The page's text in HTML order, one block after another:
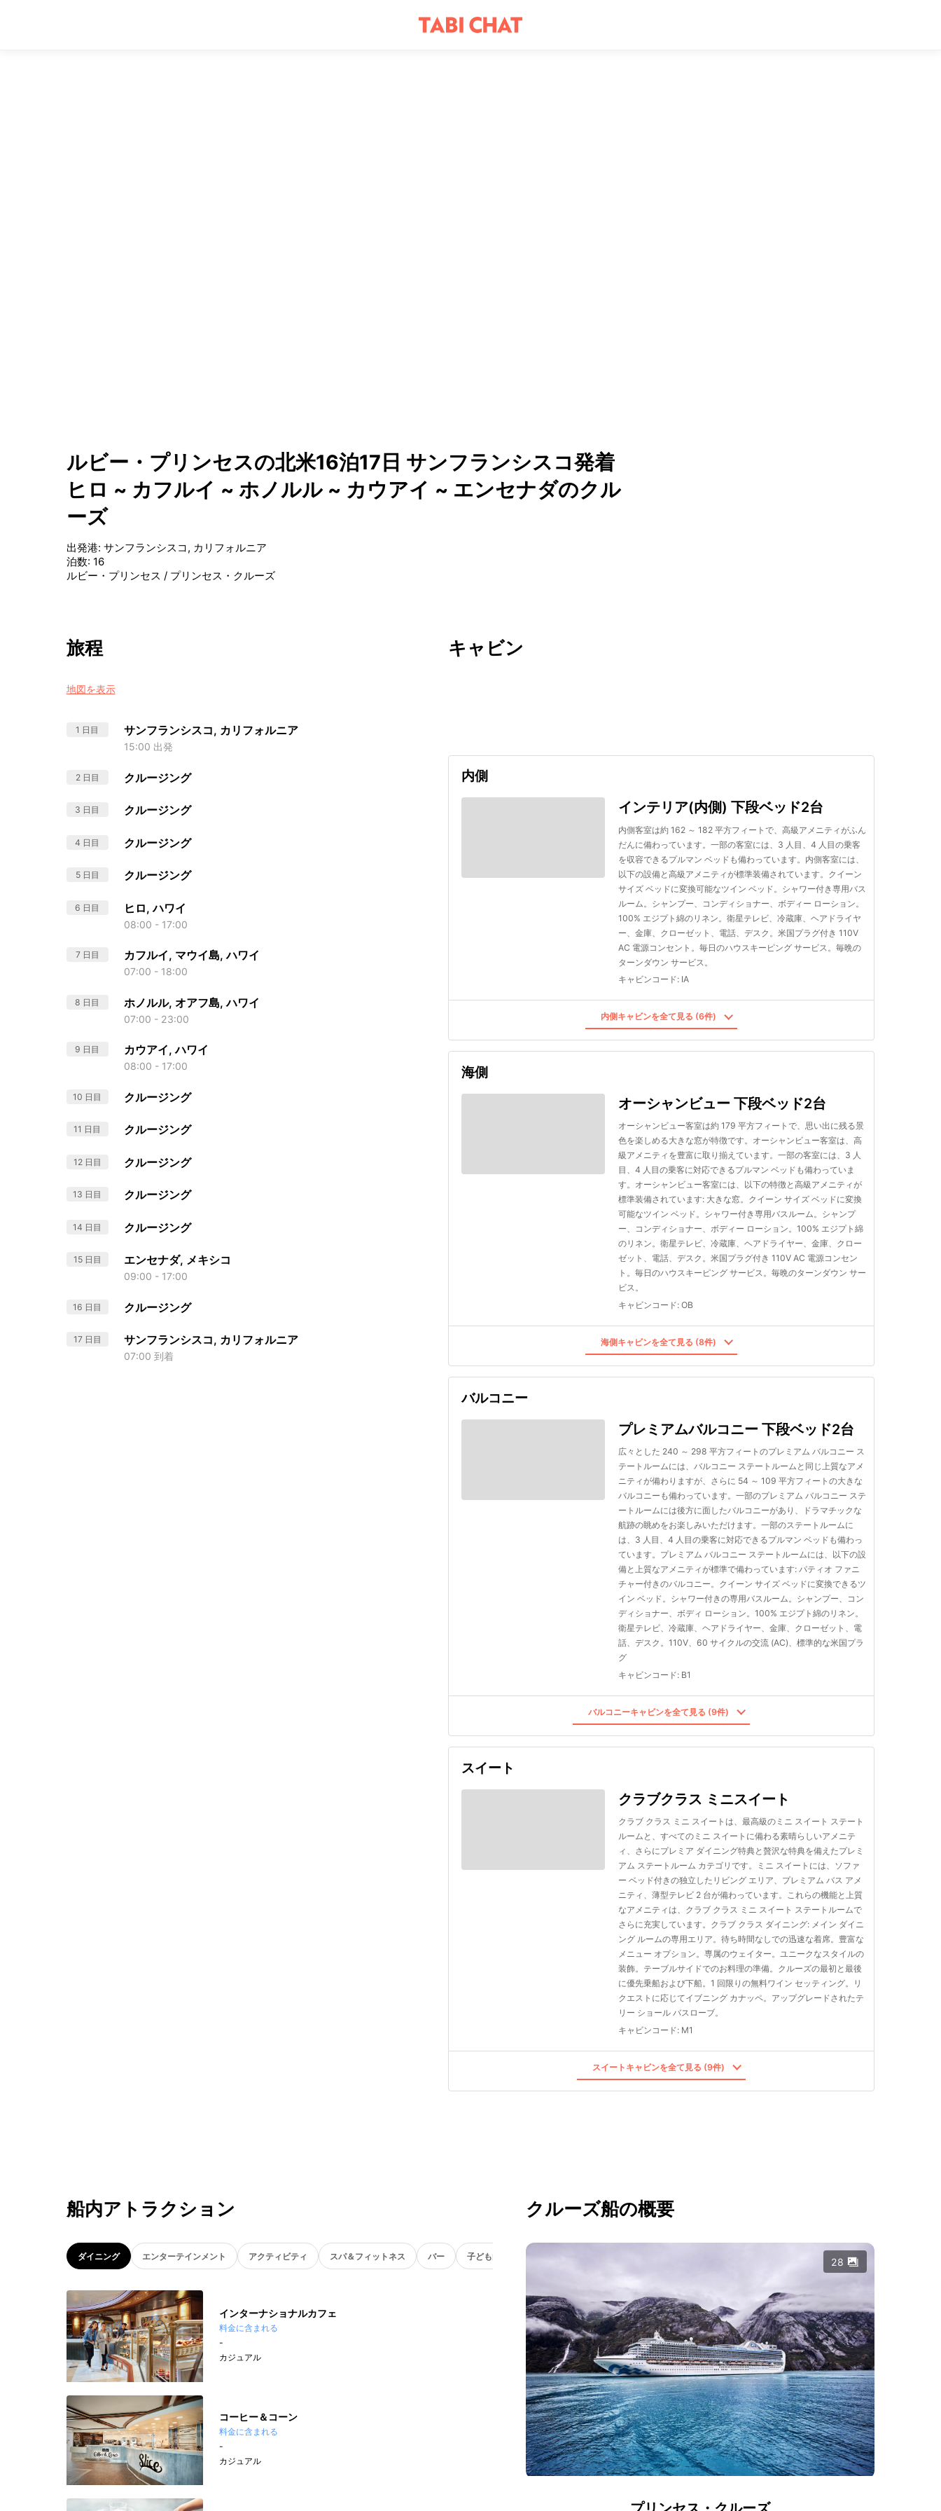
ルビー・プリンセスの北米16泊17日 サンフランシスコ発着
ヒロ ~ カフルイ ~ ホノルル ~ カウアイ ~ エンセナダのクル
ーズ
出発港: サンフランシスコ, カリフォルニア
泊数: 16
ルビー・プリンセス / プリンセス・クルーズ
旅程
地図を表示
1 日目 サンフランシスコ, カリフォルニア
15:00 出発
2 日目 クルージング
3 日目 クルージング
4 日目 クルージング
5 日目 クルージング
6 日目 ヒロ, ハワイ
08:00 - 17:00
7 日目 カフルイ, マウイ島, ハワイ
07:00 - 18:00
8 日目 ホノルル, オアフ島, ハワイ
07:00 - 23:00
9 日目 カウアイ, ハワイ
08:00 - 17:00
10 日目 クルージング
11 日目 クルージング
12 日目 クルージング
13 日目 クルージング
14 日目 クルージング
15 日目 エンセナダ, メキシコ
09:00 - 17:00
16 日目 クルージング
17 日目 サンフランシスコ, カリフォルニア
07:00 到着
キャビン
内側
インテリア(内側) 下段ベッド2台
内側客室は約 162 ～ 182 平方フィートで、高級アメニティがふん
だんに備わっています。一部の客室には、3 人目、4 人目の乗客
を収容できるプルマン ベッドも備わっています。内側客室には、
以下の設備と高級アメニティが標準装備されています。クイーン
サイズ ベッドに変換可能なツイン ベッド。シャワー付き専用バス
ルーム。シャンプー、コンディショナー、ボディー ローション。
100% エジプト綿のリネン。衛星テレビ、冷蔵庫、ヘアドライヤ
ー、金庫、クローゼット、電話、デスク。米国プラグ付き 110V
AC 電源コンセント。毎日のハウスキーピング サービス。毎晩の
ターンダウン サービス。
キャビンコード: IA
内側キャビンを全て見る (6件)
海側
オーシャンビュー 下段ベッド2台
オーシャンビュー客室は約 179 平方フィートで、思い出に残る景
色を楽しめる大きな窓が特徴です。オーシャンビュー客室は、高
級アメニティを豊富に取り揃えています。一部の客室には、3 人
目、4 人目の乗客に対応できるプルマン ベッドも備わっていま
す。オーシャンビュー客室には、以下の特徴と高級アメニティが
標準装備されています: 大きな窓。クイーン サイズ ベッドに変換
可能なツイン ベッド。シャワー付き専用バスルーム。シャンプ
ー、コンディショナー、ボディー ローション。100% エジプト綿
のリネン。衛星テレビ、冷蔵庫、ヘアドライヤー、金庫、クロー
ゼット、電話、デスク。米国プラグ付き 110V AC 電源コンセン
ト。毎日のハウスキーピング サービス。毎晩のターンダウン サー
ビス。
キャビンコード: OB
海側キャビンを全て見る (8件)
バルコニー
プレミアムバルコニー 下段ベッド2台
広々とした 240 ～ 298 平方フィートのプレミアム バルコニー ス
テートルームには、バルコニー ステートルームと同じ上質なアメ
ニティが備わりますが、さらに 54 ～ 109 平方フィートの大きな
バルコニーも備わっています。一部のプレミアム バルコニー ステ
ートルームには後方に面したバルコニーがあり、ドラマチックな
航跡の眺めをお楽しみいただけます。一部のステートルームに
は、3 人目、4 人目の乗客に対応できるプルマン ベッドも備わっ
ています。プレミアム バルコニー ステートルームには、以下の設
備と上質なアメニティが標準で備わっています: パティオ ファニ
チャー付きのバルコニー。クイーン サイズ ベッドに変換できるツ
イン ベッド。シャワー付きの専用バスルーム。シャンプー、コン
ディショナー、ボディ ローション。100% エジプト綿のリネン。
衛星テレビ、冷蔵庫、ヘアドライヤー、金庫、クローゼット、電
話、デスク。110V、60 サイクルの交流 (AC)、標準的な米国プラ
グ
キャビンコード: B1
バルコニーキャビンを全て見る (9件)
スイート
クラブクラス ミニスイート
クラブ クラス ミニ スイートは、最高級のミニ スイート ステート
ルームと、すべてのミニ スイートに備わる素晴らしいアメニテ
ィ、さらにプレミア ダイニング特典と贅沢な特典を備えたプレミ
アム ステートルーム カテゴリです。ミニ スイートには、ソファ
ー ベッド付きの独立したリビング エリア、プレミアム バス アメ
ニティ、薄型テレビ 2 台が備わっています。これらの機能と上質
なアメニティは、クラブ クラス ミニ スイート ステートルームで
さらに充実しています。クラブ クラス ダイニング: メイン ダイニ
ング ルームの専用エリア。待ち時間なしでの迅速な着席。豊富な
メニュー オプション。専属のウェイター。ユニークなスタイルの
装飾。テーブルサイドでのお料理の準備。クルーズの最初と最後
に優先乗船および下船。1 回限りの無料ワイン セッティング。リ
クエストに応じてイブニング カナッペ。アップグレードされたテ
リー ショール バスローブ。
キャビンコード: M1
スイートキャビンを全て見る (9件)
船内アトラクション
ダイニング エンターテインメント アクティビティ スパ＆フィットネス バー 子ども向け
インターナショナルカフェ
料金に含まれる
-
カジュアル
コーヒー＆コーン
料金に含まれる
-
カジュアル
クルーズ船の概要
28